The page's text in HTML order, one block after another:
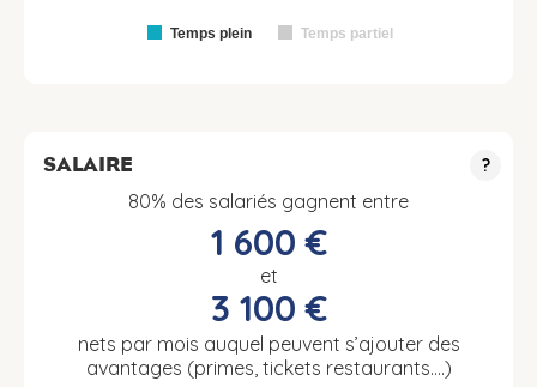
Temps plein Temps partiel
SALAIRE ?
80% des salariés gagnent entre
1 600 €
et
3 100 €
nets par mois auquel peuvent s’ajouter des
avantages (primes, tickets restaurants….)